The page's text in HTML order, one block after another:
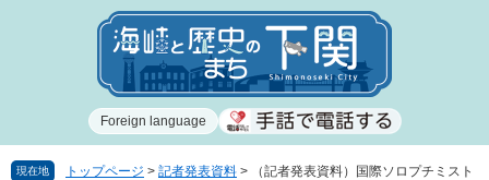
で
ば
Foreign language
現在地 トップページ > 記者発表資料 >
（記者発表資料）国際ソロプチミスト